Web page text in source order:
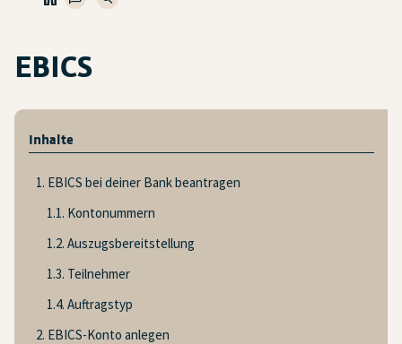
EBICS
Inhalte
1. EBICS bei deiner Bank beantragen
1.1. Kontonummern
1.2. Auszugsbereitstellung
1.3. Teilnehmer
1.4. Auftragstyp
2. EBICS-Konto anlegen